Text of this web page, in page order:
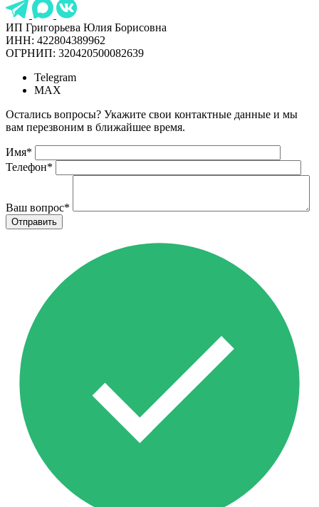
ИП Григорьева Юлия Борисовна
ИНН: 422804389962
ОГРНИП: 320420500082639
Telegram
MAX
Остались вопросы? Укажите свои контактные данные и мы
вам перезвоним в ближайшее время.
Имя*
Телефон*
Ваш вопрос*